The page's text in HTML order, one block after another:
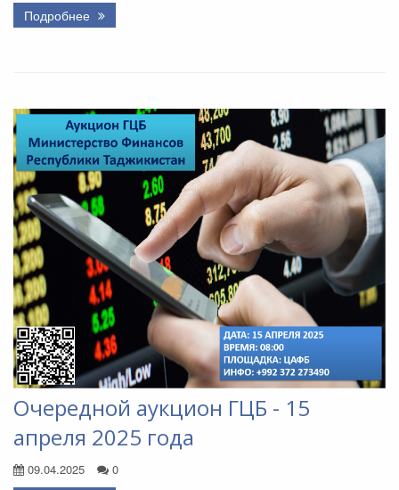
Подробнее
Очередной аукцион ГЦБ - 15
апреля 2025 года
09.04.2025 0